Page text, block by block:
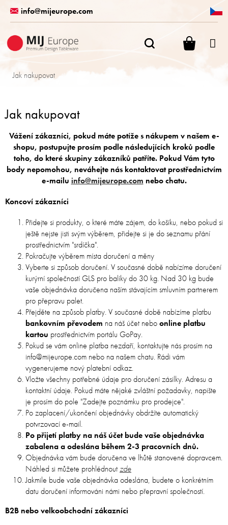
obsah
info@mijeurope.com
Jak nakupovat
Jak nakupovat
Vážení zákazníci, pokud máte potíže s nákupem v našem e-
shopu, postupujte prosím podle následujících kroků podle
toho, do které skupiny zákazníků patříte. Pokud Vám tyto
body nepomohou, neváhejte nás kontaktovat prostřednictvím
e-mailu info@mijeurope.com nebo chatu.
Koncoví zákazníci
Přidejte si produkty, o které máte zájem, do košíku, nebo pokud si
ještě nejste jisti svým výběrem, přidejte si je do seznamu přání
prostřednictvím "srdíčka".
Pokračujte výběrem místa doručení a měny
Vyberte si způsob doručení. V současné době nabízíme doručení
kurýrní společností GLS pro balíky do 30 kg. Nad 30 kg bude
vaše objednávka doručena naším stávajícím smluvním partnerem
pro přepravu palet.
Přejděte na způsob platby. V současné době nabízíme platbu
bankovním převodem na náš účet neboonline platbu
kartou prostřednictvím portálu GoPay.
Pokud se vám online platba nezdaří, kontaktujte nás prosím na
info@mijeurope.com nebo na našem chatu. Rádi vám
vygenerujeme nový platební odkaz.
Vložte všechny potřebné údaje pro doručení zásilky. Adresu a
kontaktní údaje. Pokud máte nějaké zvláštní požadavky, napište
je prosím do pole "Zadejte poznámku pro prodejce".
Po zaplacení/ukončení objednávky obdržíte automatický
potvrzovací e-mail.
Po přijetí platby na náš účet bude vaše objednávka
zabalena a odeslána během 2-3 pracovních dnů.
Objednávka vám bude doručena ve lhůtě stanovené dopravcem.
Náhled si můžete prohlédnoutzde
Jakmile bude vaše objednávka odeslána, budete o konkrétním
datu doručení informováni námi nebo přepravní společností.
B2B nebo velkoobchodní zákazníci